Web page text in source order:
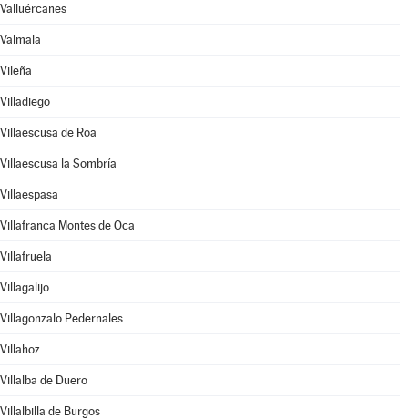
Valluércanes
Valmala
Vileña
Villadiego
Villaescusa de Roa
Villaescusa la Sombría
Villaespasa
Villafranca Montes de Oca
Villafruela
Villagalijo
Villagonzalo Pedernales
Villahoz
Villalba de Duero
Villalbilla de Burgos